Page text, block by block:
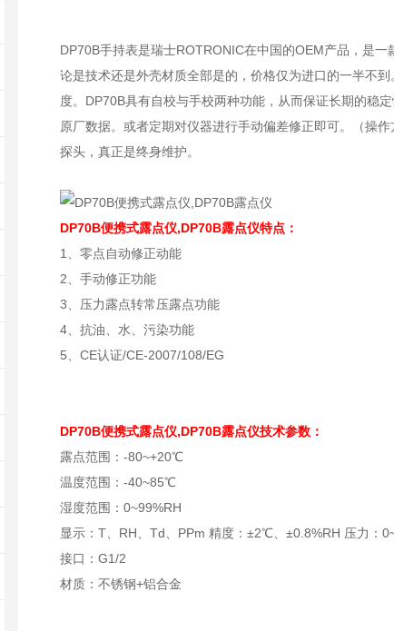
DP70B手持表是瑞士ROTRONIC在中国的OEM产品，是
论是技术还是外壳材质全部是的，价格仅为进口的一半不
度。DP70B具有自校与手校两种功能，从而保证长期的稳
原厂数据。或者定期对仪器进行手动偏差修正即可。（操
探头，真正是终身维护。
DP70B便携式露点仪,DP70B露点仪特点：
1、零点自动修正动能
2、手动修正功能
3、压力露点转常压露点功能
4、抗油、水、污染功能
5、CE认证/CE-2007/108/EG
DP70B便携式露点仪,DP70B露点仪技术参数：
露点范围：-80~+20℃
温度范围：-40~85℃
湿度范围：0~99%RH
显示：T、RH、Td、PPm 精度：±2℃、±0.8%RH 压力：
接口：G1/2
材质：不锈钢+铝合金